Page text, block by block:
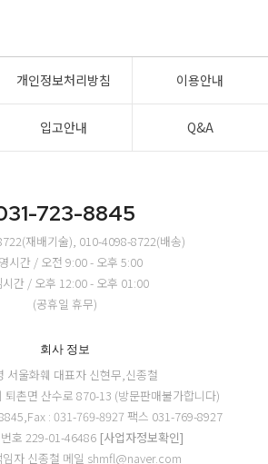
개인정보처리방침 이용안내
입고안내 Q&A
723-8845
재배기술), 010-4098-8722(배송)
시간 / 오전 9:00 - 오후 5:00
시간 / 오후 12:00 - 오후 01:00
(공휴일 휴무)
회사 정보
서울화훼 대표자 신현무,신종철
퇴촌면 산수로 870-13 (방문판매불가합니다)
: 031-769-8927 팩스 031-769-8927
호 229-01-46486 [사업자정보확인]
자 신종철 메일 shmfl@naver.com